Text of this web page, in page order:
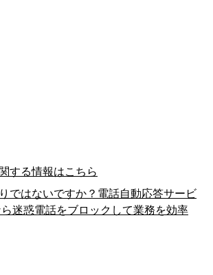
する情報はこちら
ではないですか？電話自動応答サービ
迷惑電話をブロックして業務を効率